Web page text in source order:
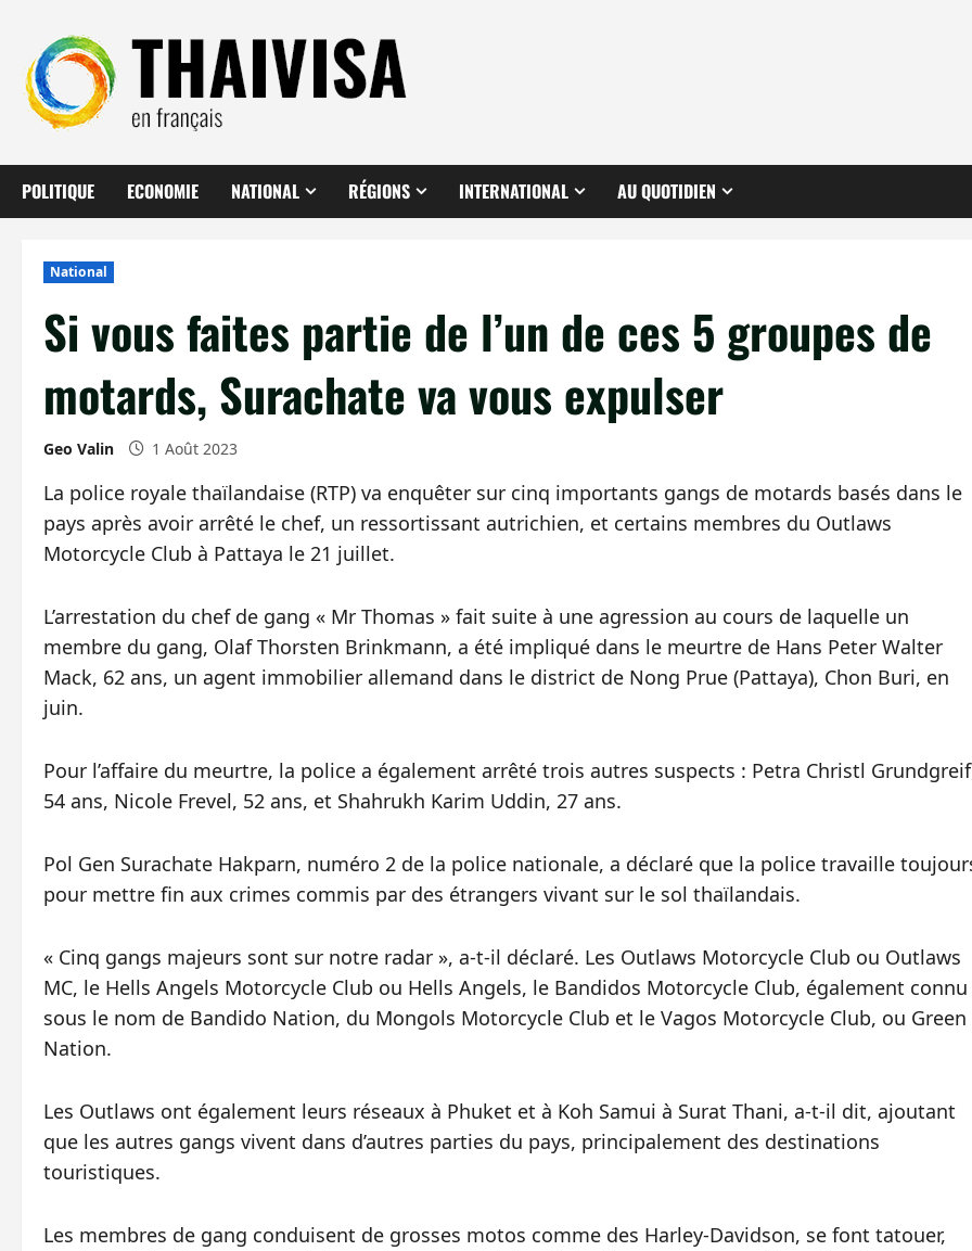
contenu
POLITIQUE ECONOMIE NATIONAL RÉGIONS INTERNATIONAL AU QUOTIDIEN
National
Si vous faites partie de l’un de ces 5 groupes de
motards, Surachate va vous expulser
Geo Valin 1 Août 2023
La police royale thaïlandaise (RTP) va enquêter sur cinq importants gangs de motards basés dans le
pays après avoir arrêté le chef, un ressortissant autrichien, et certains membres du Outlaws
Motorcycle Club à Pattaya le 21 juillet.
L’arrestation du chef de gang « Mr Thomas » fait suite à une agression au cours de laquelle un
membre du gang, Olaf Thorsten Brinkmann, a été impliqué dans le meurtre de Hans Peter Walter
Mack, 62 ans, un agent immobilier allemand dans le district de Nong Prue (Pattaya), Chon Buri, en
juin.
Pour l’affaire du meurtre, la police a également arrêté trois autres suspects : Petra Christl
54 ans, Nicole Frevel, 52 ans, et Shahrukh Karim Uddin, 27 ans.
Pol Gen Surachate Hakparn, numéro 2 de la police nationale, a déclaré que la police travaille
pour mettre fin aux crimes commis par des étrangers vivant sur le sol thaïlandais.
« Cinq gangs majeurs sont sur notre radar », a-t-il déclaré. Les Outlaws Motorcycle Club ou Outlaws
MC, le Hells Angels Motorcycle Club ou Hells Angels, le Bandidos Motorcycle Club, également connu
sous le nom de Bandido Nation, du Mongols Motorcycle Club et le Vagos Motorcycle Club, ou Green
Nation.
Les Outlaws ont également leurs réseaux à Phuket et à Koh Samui à Surat Thani, a-t-il dit, ajoutant
que les autres gangs vivent dans d’autres parties du pays, principalement des destinations
touristiques.
Les membres de gang conduisent de grosses motos comme des Harley-Davidson, se font tatouer,